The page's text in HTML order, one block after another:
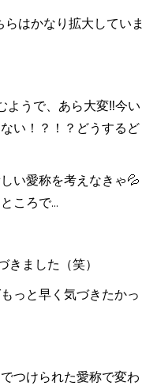
らはかなり拡大していま
ようで、あら大変‼︎今い
い！？！？どうするど
い愛称を考えなきゃ💦
ころで...
きました（笑）
っと早く気づきたかっ
つけられた愛称で変わ